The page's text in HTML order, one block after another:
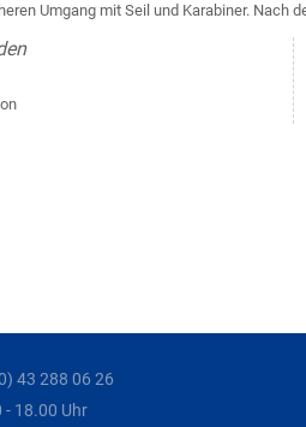
Umgang mit Seil und Karabiner. Nach
43 288 06 26
- 18.00 Uhr